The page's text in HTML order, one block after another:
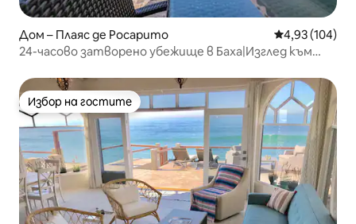
Дом – Плаяс де Росарито Средна
4,93 (104)
24-часово затворено убежище в Баха|Изглед към
Избор на гостите
Избор на гостите